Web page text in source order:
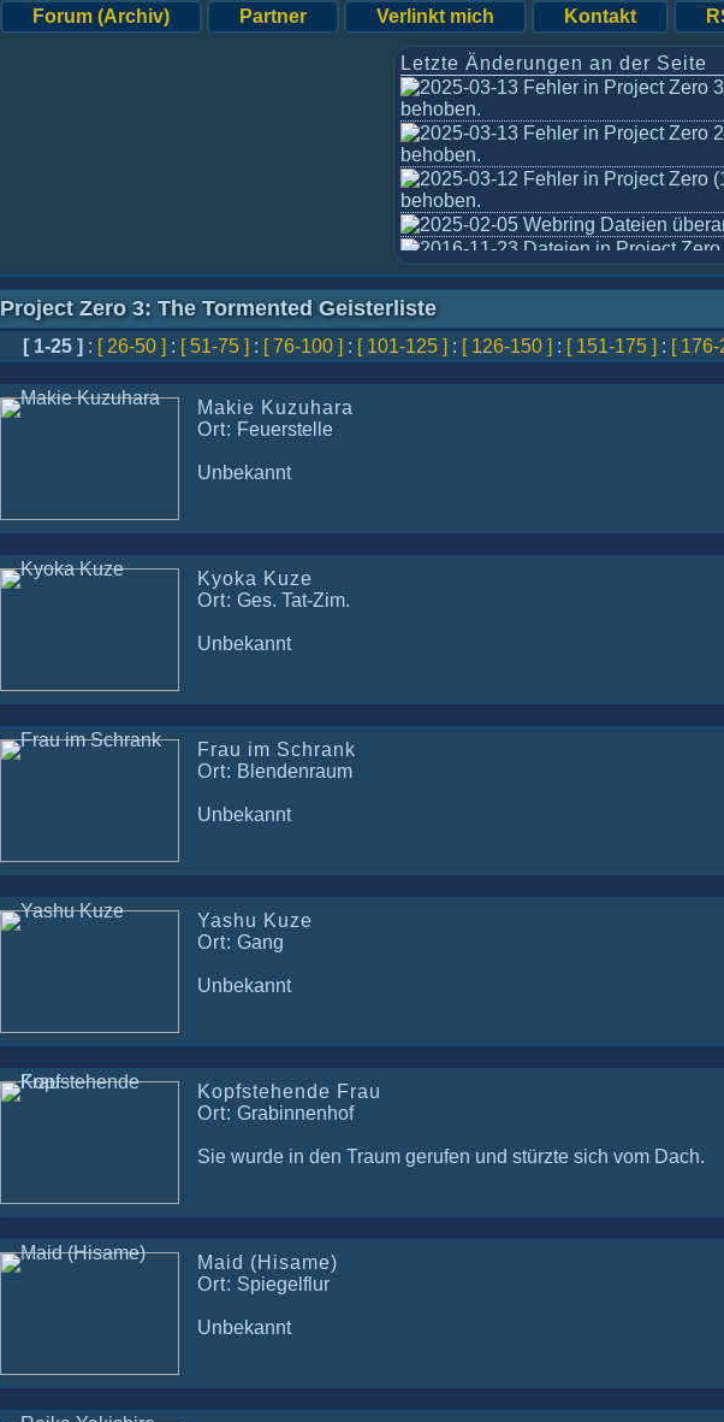
Forum (Archiv) Partner Verlinkt mich Kontakt
Letzte Änderungen an der Seite
Fehler in Project Zero
behoben.
Fehler in Project Zero
behoben.
Fehler in Project Zero
behoben.
Webring Dateien
Dateien in Project
und Project Zero 3 aktualisiert.
Updateverlauf
Project Zero 3: The Tormented Geisterliste
[ 1-25 ] : [ 26-50 ] : [ 51-75 ] : [ 76-100 ] : [ 101-125 ] : [ 126-150 ] : [ 151-175 ] : [ 176-
Makie Kuzuhara
Ort: Feuerstelle
Unbekannt
Kyoka Kuze
Ort: Ges. Tat-Zim.
Unbekannt
Frau im Schrank
Ort: Blendenraum
Unbekannt
Yashu Kuze
Ort: Gang
Unbekannt
Kopfstehende Frau
Ort: Grabinnenhof
Sie wurde in den Traum gerufen und stürzte sich vom Dach.
Maid (Hisame)
Ort: Spiegelflur
Unbekannt